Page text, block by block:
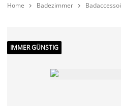
Home  Badezimmer 
IMMER GÜNSTIG